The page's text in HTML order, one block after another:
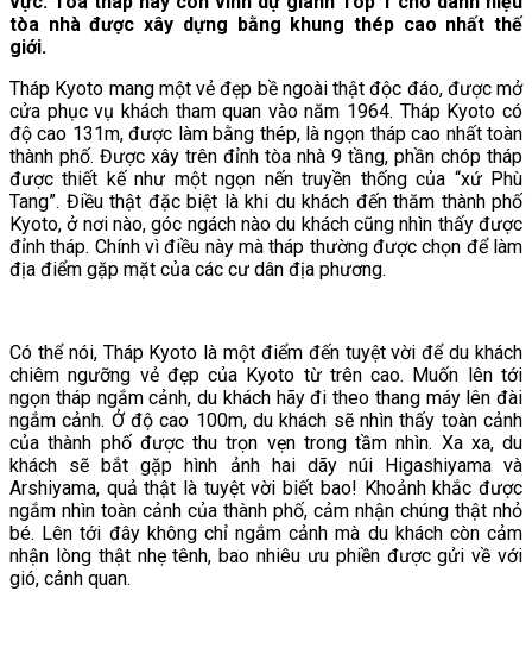
tòa nhà được xây dựng bằng khung thép cao nhất thế
giới.
Tháp Kyoto mang một vẻ đẹp bề ngoài thật độc đáo, được mở
cửa phục vụ khách tham quan vào năm 1964. Tháp Kyoto có
độ cao 131m, được làm bằng thép, là ngọn tháp cao nhất toàn
thành phố. Được xây trên đỉnh tòa nhà 9 tầng, phần chóp tháp
được thiết kế như một ngọn nến truyền thống của “xứ Phù
Tang”. Điều thật đặc biệt là khi du khách đến thăm thành phố
Kyoto, ở nơi nào, góc ngách nào du khách cũng nhìn thấy được
đỉnh tháp. Chính vì điều này mà tháp thường được chọn để làm
địa điểm gặp mặt của các cư dân địa phương.
Có thể nói, Tháp Kyoto là một điểm đến tuyệt vời để du khách
chiêm ngưỡng vẻ đẹp của Kyoto từ trên cao. Muốn lên tới
ngọn tháp ngắm cảnh, du khách hãy đi theo thang máy lên đài
ngắm cảnh. Ở độ cao 100m, du khách sẽ nhìn thấy toàn cảnh
của thành phố được thu trọn vẹn trong tầm nhìn. Xa xa, du
khách sẽ bắt gặp hình ảnh hai dãy núi Higashiyama và
Arshiyama, quả thật là tuyệt vời biết bao! Khoảnh khắc được
ngắm nhìn toàn cảnh của thành phố, cảm nhận chúng thật nhỏ
bé. Lên tới đây không chỉ ngắm cảnh mà du khách còn cảm
nhận lòng thật nhẹ tênh, bao nhiêu ưu phiền được gửi về với
gió, cảnh quan.